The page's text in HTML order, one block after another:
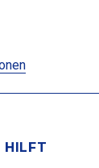
HILFT